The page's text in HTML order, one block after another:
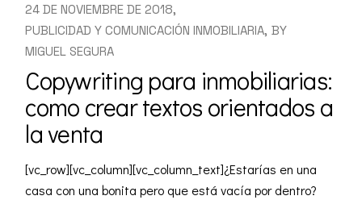
24 DE NOVIEMBRE DE 2018
PUBLICIDAD Y COMUNICACIÓN INMOBILIARIA BY
MIGUEL SEGURA
Copywriting para inmobiliarias:
como crear textos orientados a
la venta
[vc_row][vc_column][vc_column_text]¿Estarías en una
casa con una bonita pero que está vacía por dentro?